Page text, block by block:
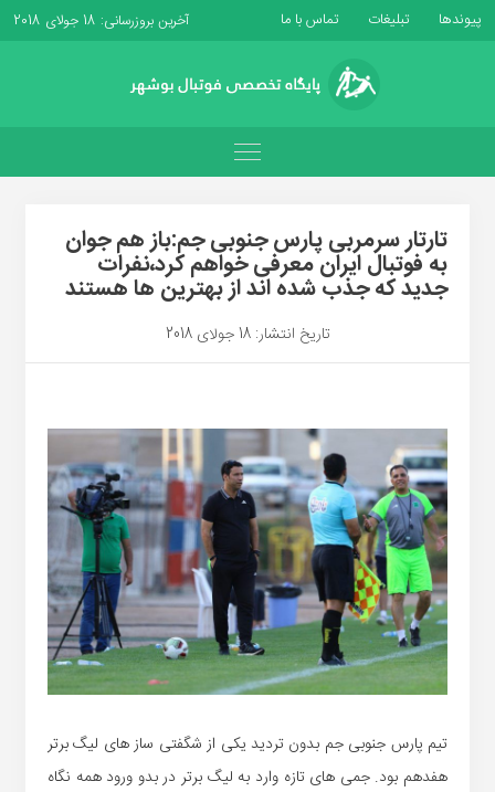
پیوندها تبلیغات تماس با ما آخرین بروزرسانی: 18 جولای 2018
تارتار سرمربی پارس جنوبی جم:باز هم جوان
به فوتبال ایران معرفی خواهم کرد،نفرات
جدید که جذب شده اند از بهترین ها هستند
تاریخ انتشار: 18 جولای 2018
تیم پارس جنوبی جم بدون تردید یکی از شگفتی ساز های لیگ برتر
هفدهم بود. جمی های تازه وارد به لیگ برتر در بدو ورود همه نگاه